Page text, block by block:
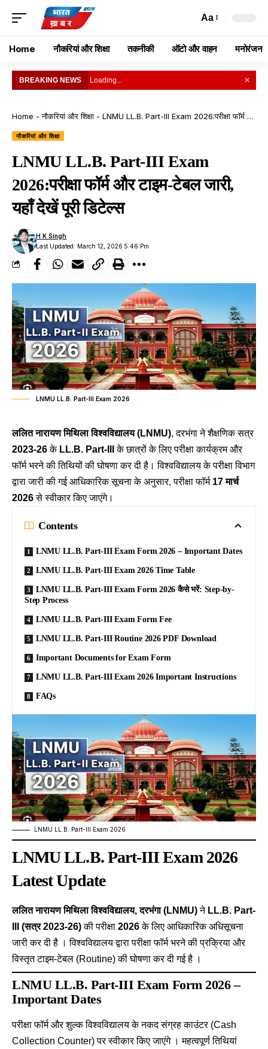
Aa
Home नौकरियां और शिक्षा तकनीकी ऑटो और वाहन मनोरंजन
BREAKING NEWS • Loading... ✕
Home -नौकरियां और शिक्षा - LNMU LL.B. Part-III Exam 2026:परीक्षा फॉर्म और टाइम-टेबल जारी, यहाँ देखें पूरी डिटेल्स
नौकरियां और शिक्षा
LNMU LL.B. Part-III Exam
2026:परीक्षा फॉर्म और टाइम-टेबल जारी,
यहाँ देखें पूरी डिटेल्स
Last Updated: March 12, 2026 5:46 Pm
H K Singh
LNMU LL.B. Part-III Exam 2026
ललित नारायण मिथिला विश्वविद्यालय (LNMU), दरभंगा ने शैक्षणिक सत्र
2023-26के LL.B. Part-III
के छात्रों के लिए परीक्षा कार्यक्रम और
फॉर्म भरने की तिथियों की घोषणा कर दी है। विश्वविद्यालय के परीक्षा विभाग
द्वारा जारी की गई आधिकारिक सूचना के अनुसार, परीक्षा फॉर्म 17 मार्च
2026से स्वीकार किए जाएंगे।
Contents
LNMU LL.B. Part-III Exam Form 2026 – Important Dates
LNMU LL.B. Part-III Exam 2026 Time Table
LNMU LL.B. Part-III Exam Form 2026 कैसे भरें: Step-by-
Step Process
LNMU LL.B. Part-III Exam Form Fee
LNMU LL.B. Part-III Routine 2026 PDF Download
Important Documents for Exam Form
LNMU LL.B. Part-III Exam 2026 Important Instructions
FAQs
LNMU LL.B. Part-III Exam 2026
LNMU LL.B. Part-III Exam 2026
Latest Update
ललित नारायण मिथिला विश्वविद्यालय, दरभंगा (LNMU)ने LL.B. Part-
III (सत्र 2023-26)की परीक्षा 2026के लिए आधिकारिक अधिसूचना
जारी कर दी है । विश्वविद्यालय द्वारा परीक्षा फॉर्म भरने की प्रक्रिया और
विस्तृत टाइम-टेबल (Routine) की घोषणा कर दी गई है ।
LNMU LL.B. Part-III Exam Form 2026 –
Important Dates
परीक्षा फॉर्म और शुल्क विश्वविद्यालय के नकद संग्रह काउंटर (Cash
Collection Counter) पर स्वीकार किए जाएंगे । महत्वपूर्ण तिथियां